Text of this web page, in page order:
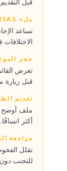
ملء FRANCE-VISAS
تساعد
حجز
تعرض
قبل زيارة
تقديم
ملف أوضح
أكثر اتساقًا.
مراجعة
تقلل
للتجنب